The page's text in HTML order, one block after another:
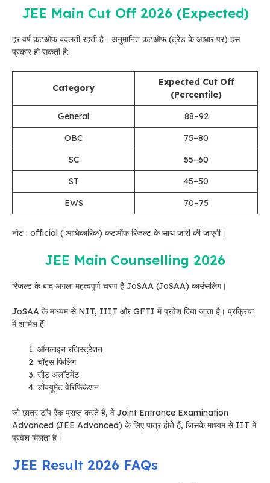
JEE Main Cut Off 2026 (Expected)
हर वर्ष कटऑफ बदलती रहती है। अनुमानित कटऑफ (ट्रेंड के आधार पर) इस
प्रकार हो सकती है:
Category
Expected Cut Off
(Percentile)
General
88–92
OBC
75–80
SC
55–60
ST
45–50
EWS
70–75
नोट : official ( आधिकारिक) कटऑफ रिजल्ट के साथ जारी की जाएगी।
JEE Main Counselling 2026
रिजल्ट के बाद अगला महत्वपूर्ण चरण है JoSAA (JoSAA) काउंसलिंग।
JoSAA के माध्यम से NIT, IIIT और GFTI में प्रवेश दिया जाता है। प्रक्रिया
में शामिल हैं:
ऑनलाइन रजिस्ट्रेशन
चॉइस फिलिंग
सीट अलॉटमेंट
डॉक्यूमेंट वेरिफिकेशन
जो छात्र टॉप रैंक प्राप्त करते हैं, वे Joint Entrance Examination
Advanced (JEE Advanced) के लिए पात्र होते हैं, जिसके माध्यम से IIT में
प्रवेश मिलता है।
JEE Result 2026 FAQs